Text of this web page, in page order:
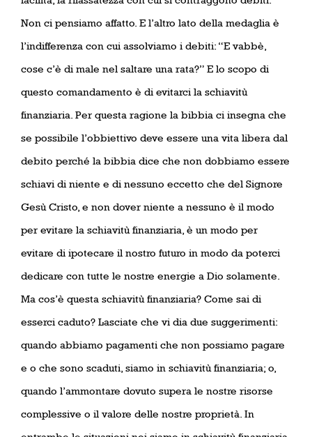
Non ci pensiamo affatto. E l’altro lato della medaglia è
l’indifferenza con cui assolviamo i debiti: “E vabbè,
cose c’è di male nel saltare una rata?” E lo scopo di
questo comandamento è di evitarci la schiavitù
finanziaria. Per questa ragione la bibbia ci insegna che
se possibile l’obbiettivo deve essere una vita libera dal
debito perché la bibbia dice che non dobbiamo essere
schiavi di niente e di nessuno eccetto che del Signore
Gesù Cristo, e non dover niente a nessuno è il modo
per evitare la schiavitù finanziaria, è un modo per
evitare di ipotecare il nostro futuro in modo da poterci
dedicare con tutte le nostre energie a Dio solamente.
Ma cos’è questa schiavitù finanziaria? Come sai di
esserci caduto? Lasciate che vi dia due suggerimenti:
quando abbiamo pagamenti che non possiamo pagare
e o che sono scaduti, siamo in schiavitù finanziaria; o,
quando l’ammontare dovuto supera le nostre risorse
complessive o il valore delle nostre proprietà. In